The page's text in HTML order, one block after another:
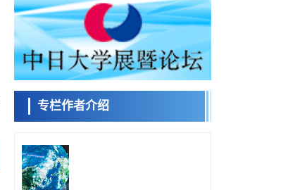
产总研无需石油利用松脂制备石墨前驱体，
可作为电池电极材料
科学研究
东京大学和海上保安厅等发现南海海槽沿线
板块边界锁定状态存在区域差异
政策
日本第2次医疗研究开发调整费，根据一线实
科学研究
千叶大学鉴定出导致难治性疾病“肺高血压症”
化
科学研究
京都大学高效生成光的构成单元“光子”，可应
用于量子计算机
科学研究
专栏作者介绍
陈小牧 李鸥 安宁